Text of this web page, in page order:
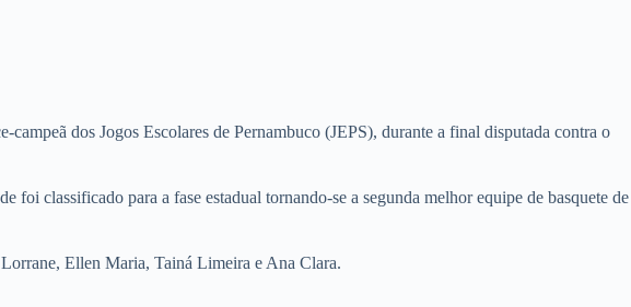
dos Jogos Escolares de Pernambuco (JEPS), durante a final disputada contra o
classificado para a fase estadual tornando-se a segunda melhor equipe de basquete de
Ellen Maria, Tainá Limeira e Ana Clara.